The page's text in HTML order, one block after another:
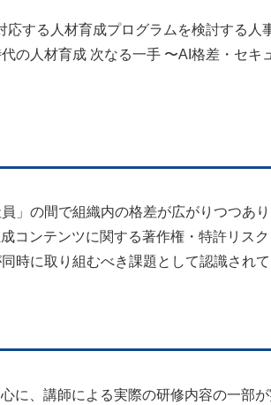
する人材育成プログラムを検討する人
の人材育成 次なる一手 〜AI格差・セキ
」の間で組織内の格差が広がりつつあり
コンテンツに関する著作権・特許リス
時に取り組むべき課題として認識されて
に、講師による実際の研修内容の一部